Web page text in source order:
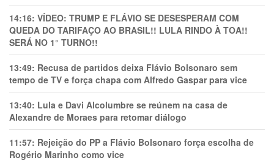
14:16: VÍDEO: TRUMP E FLÁVIO SE DESESPERAM COM
QUEDA DO TARIFAÇO AO BRASIL!! LULA RINDO À TOA!!
SERÁ NO 1° TURNO!!
13:49: Recusa de partidos deixa Flávio Bolsonaro sem
tempo de TV e força chapa com Alfredo Gaspar para vice
13:40: Lula e Davi Alcolumbre se reúnem na casa de
Alexandre de Moraes para retomar diálogo
11:57: Rejeição do PP a Flávio Bolsonaro força escolha de
Rogério Marinho como vice